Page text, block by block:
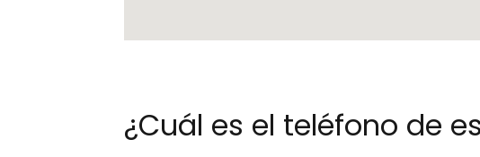
¿Cuál es el teléfono de